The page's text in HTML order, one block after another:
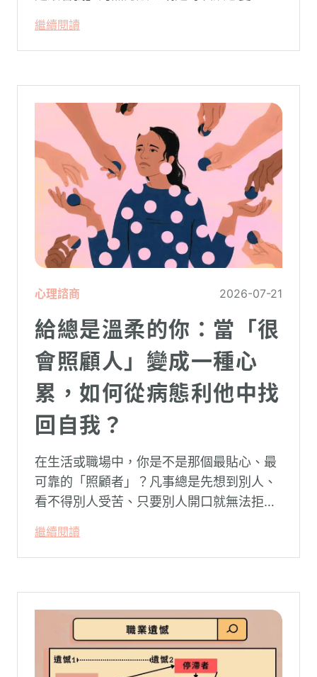
卻演變成兩敗俱傷？
繼續閱讀
心理諮商 2026-07-21
給總是溫柔的你：當「很
會照顧人」變成一種心
累，如何從病態利他中找
回自我？
在生活或職場中，你是不是那個最貼心、最
可靠的「照顧者」？凡事總是先想到別人、
看不得別人受苦、只要別人開口就無法拒
常在夜深人靜時讓你感到莫名的心累與空
虛。
繼續閱讀